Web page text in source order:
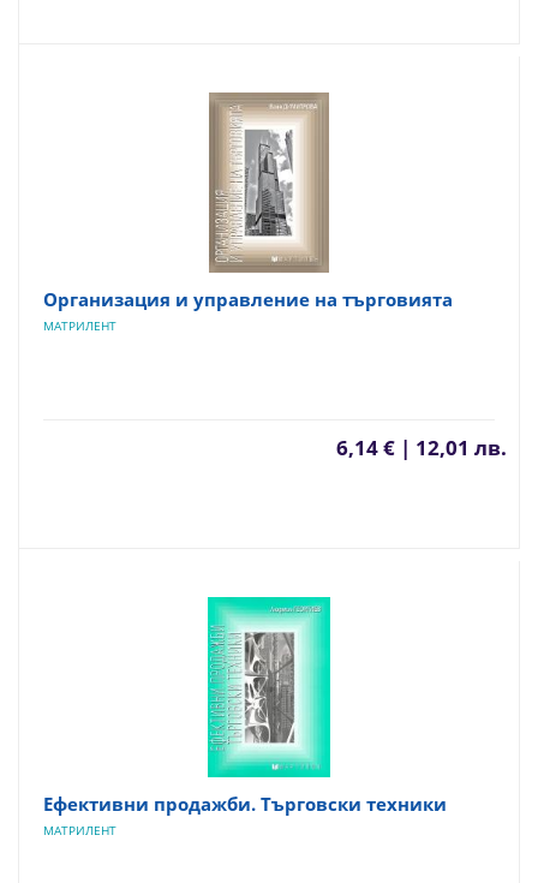
Организация и управление на търговията
МАТРИЛЕНТ
6,14 € | 12,01 лв.
Ефективни продажби. Търговски техники
МАТРИЛЕНТ